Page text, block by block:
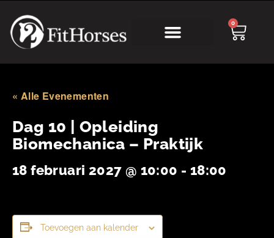
0
« Alle Evenementen
Dag 10 | Opleiding
Biomechanica – Praktijk
18 februari 2027 @ 10:00 - 18:00
Toevoegen aan kalender